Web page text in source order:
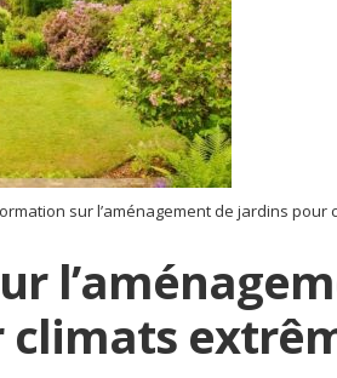
sur l’aménagement de jardins pour